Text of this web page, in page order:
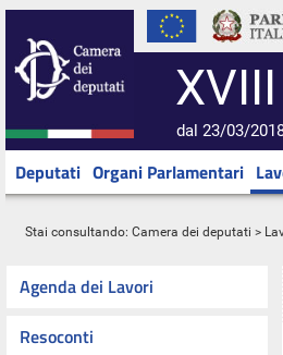
dal 23/03/
Deputati Organi Parlamentari
Stai consultando: Camera dei deputati >
Agenda dei Lavori
Resoconti